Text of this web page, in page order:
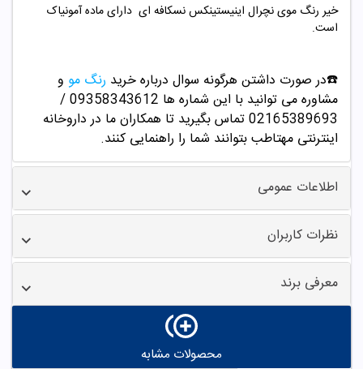
خیر رنگ موی نچرال اینیستینکس نسکافه ای دارای ماده آمونیاک
است.
☎️در صورت داشتن هرگونه سوال درباره خرید رنگ مو و
مشاوره می توانید با این شماره ها 09358343612 /
02165389693تماس بگیرید تا همکاران ما در داروخانه
اینترنتی مهتاطب بتوانند شما را راهنمایی کنند.
اطلاعات عمومی
نظرات کاربران
معرفی برند
محصولات مشابه